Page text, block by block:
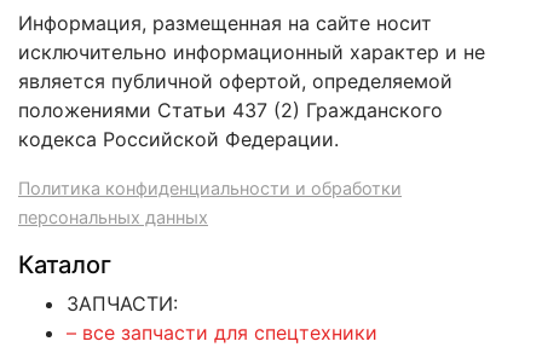
Информация, размещенная на сайте носит
исключительно информационный характер и не
является публичной офертой, определяемой
положениями Статьи 437 (2) Гражданского
кодекса Российской Федерации.
Политика конфиденциальности и обработки
персональных данных
Каталог
ЗАПЧАСТИ:
– все запчасти для спецтехники